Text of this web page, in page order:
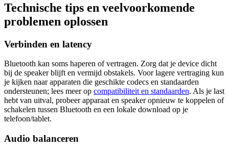
Technische tips en veelvoorkomende
problemen oplossen
Verbinden en latency
Bluetooth kan soms haperen of vertragen. Zorg dat je device dicht
bij de speaker blijft en vermijd obstakels. Voor lagere vertraging kun
je kijken naar apparaten die geschikte codecs en standaarden
ondersteunen; lees meer op compatibiliteit en standaarden. Als je last
hebt van uitval, probeer apparaat en speaker opnieuw te koppelen of
schakelen tussen Bluetooth en een lokale download op je
telefoon/tablet.
Audio balanceren